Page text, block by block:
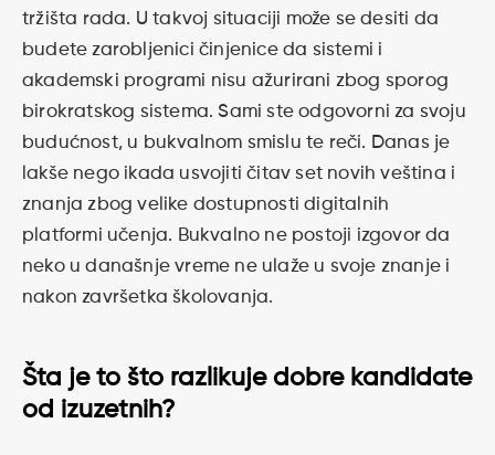
tržišta rada. U takvoj situaciji može se desiti da
budete zarobljenici činjenice da sistemi i
akademski programi nisu ažurirani zbog sporog
birokratskog sistema. Sami ste odgovorni za svoju
budućnost, u bukvalnom smislu te reči. Danas je
lakše nego ikada usvojiti čitav set novih veština i
znanja zbog velike dostupnosti digitalnih
platformi učenja. Bukvalno ne postoji izgovor da
neko u današnje vreme ne ulaže u svoje znanje i
nakon završetka školovanja.
Šta je to što razlikuje dobre kandidate
od izuzetnih?